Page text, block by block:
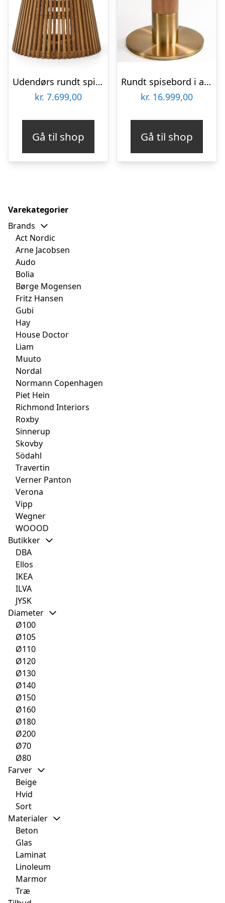
Udendørs rundt spisebord Kave Home Alcaufar Ø120 cm grå teak og fibercement
kr. 7.699,00
Gå til shop
Rundt spisebord i ask træ og metal Ø120 cm – Natur/Guld
kr. 16.999,00
Gå til shop
Varekategorier
Brands
Act Nordic
Arne Jacobsen
Audo
Bolia
Børge Mogensen
Fritz Hansen
Gubi
Hay
House Doctor
Liam
Muuto
Nordal
Normann Copenhagen
Piet Hein
Richmond Interiors
Roxby
Sinnerup
Skovby
Södahl
Travertin
Verner Panton
Verona
Vipp
Wegner
WOOOD
Butikker
DBA
Ellos
IKEA
ILVA
JYSK
Diameter
Ø100
Ø105
Ø110
Ø120
Ø130
Ø140
Ø150
Ø160
Ø180
Ø200
Ø70
Ø80
Farver
Beige
Hvid
Sort
Materialer
Beton
Glas
Laminat
Linoleum
Marmor
Træ